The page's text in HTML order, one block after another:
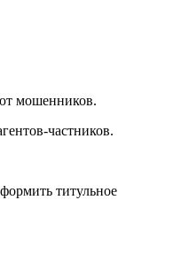
мошенников.
частников.
титульное